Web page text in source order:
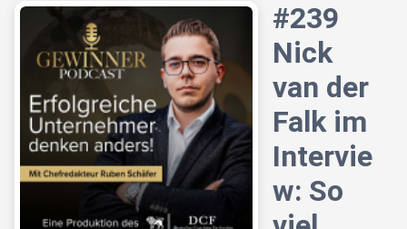
#239
Nick
van der
Falk im
Intervie
w: So